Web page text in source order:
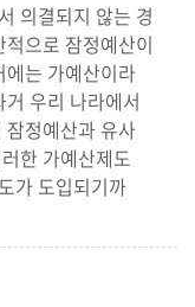
의결되지 않는 경
으로 잠정예산이
는 가예산이라
우리 나라에서
정예산과 유사
한 가예산제도
가 도입되기까